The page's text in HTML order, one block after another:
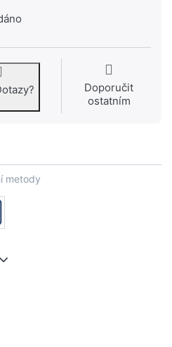
Doporučit
ostatním
metody